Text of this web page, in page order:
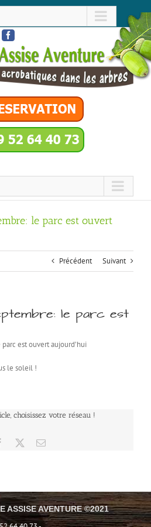
Facebook
le parc est ouvert
Précédent Suivant
le parc est
est ouvert aujourd’hui
le soleil !
choisissez votre réseau !
Facebook Email
ASSISE AVENTURE ©2021